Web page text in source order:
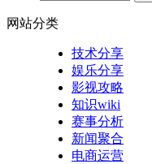
网站分类
技术分享
娱乐分享
影视攻略
知识wiki
赛事分析
新闻聚合
电商运营